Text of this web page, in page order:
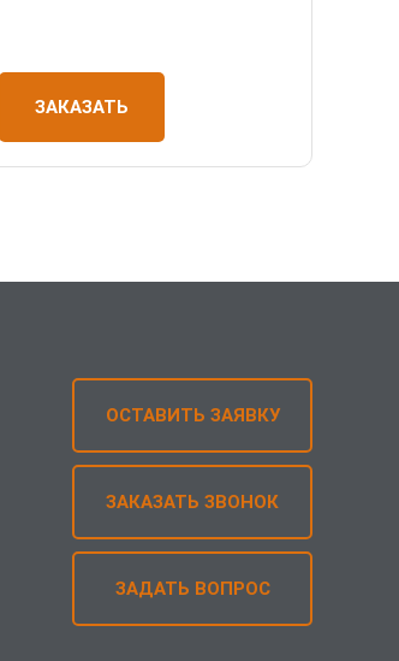
ЗАКАЗАТЬ
ОСТАВИТЬ ЗАЯВКУ
ЗАКАЗАТЬ ЗВОНОК
ЗАДАТЬ ВОПРОС